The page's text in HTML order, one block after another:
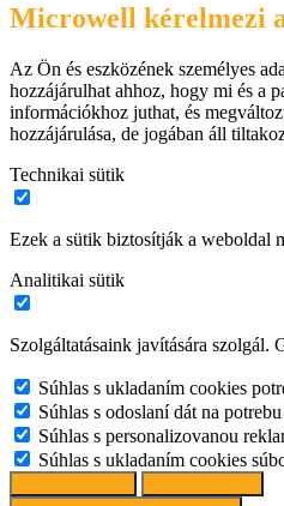
Microwell kérelmezi
Az Ön és eszközének személyes
hozzájárulhat ahhoz, hogy mi és a
információkhoz juthat, és
hozzájárulása, de jogában áll
Technikai sütik
Ezek a sütik biztosítják a weboldal
Analitikai sütik
Szolgáltatásaink javítására
Súhlas s ukladaním cookies
Súhlas s odoslaní dát na
Súhlas s personalizovanou
Súhlas s ukladaním cookies